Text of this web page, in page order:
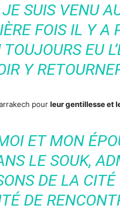
SUIS VENU
FOIS IL Y A
EU
Y
pour leur gentillesse et
ET MON
LE SOUK,
DE LA
DE